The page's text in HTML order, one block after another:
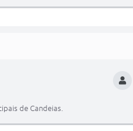
de Candeias.